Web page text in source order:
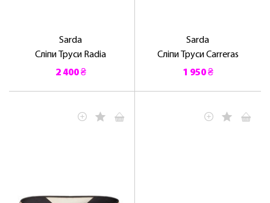
Sarda
Сліпи Труси Radia
2 400 ₴
Sarda
Сліпи Труси Carreras
1 950 ₴